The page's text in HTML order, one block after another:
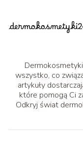
wszystko, co
artykuły
które pomogą Ci
Odkryj świat